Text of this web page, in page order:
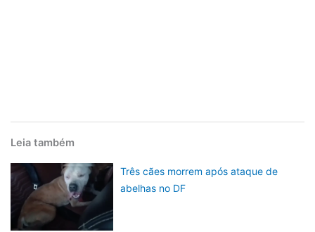
Leia também
Três cães morrem após ataque de
abelhas no DF